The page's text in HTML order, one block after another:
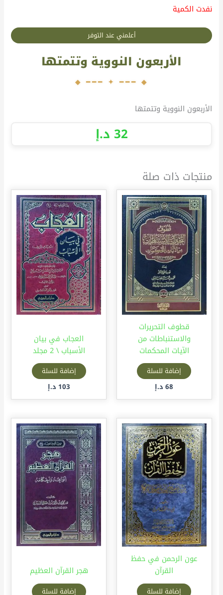
الأربعون النووية وتتمتها
الأربعون النووية وتتمتها
نفدت الكمية
أعلمني عند التوفر
32 د.إ
منتجات ذات صلة
قطوف التحريرات
والاستنباطات من
الآيات المحكمات
إضافة للسلة
68 د.إ
العجاب في بيان
الأسباب \ 2 مجلد
إضافة للسلة
103 د.إ
عون الرحمن في حفظ
القرآن
إضافة للسلة
هجر القرآن العظيم
إضافة للسلة